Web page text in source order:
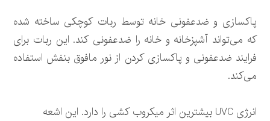
پاکسازی و ضدعفونی خانه توسط ربات کوچکی ساخته شده
که می‌تواند آشپزخانه و خانه را ضدعفونی کند. این ربات برای
فرایند ضدعفونی و پاکسازی کردن از نور مافوق بنفش استفاده
می‌کند.
انرژی UVC بیشترین اثر میکروب کشی را دارد. این اشعه